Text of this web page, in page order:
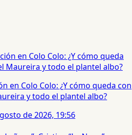
en Colo Colo: ¿Y cómo queda con
y todo el plantel albo?
de 2026, 19:56